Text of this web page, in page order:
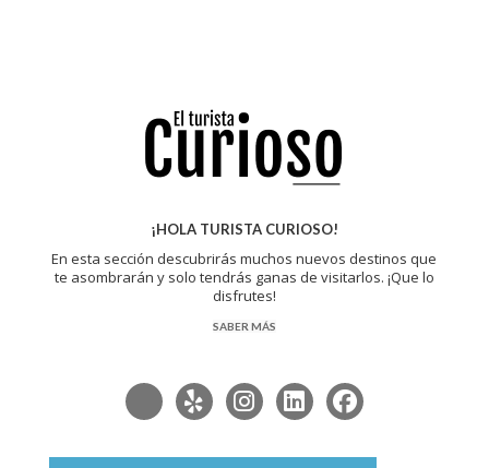
¡HOLA TURISTA CURIOSO!
En esta sección descubrirás muchos nuevos destinos que
te asombrarán y solo tendrás ganas de visitarlos. ¡Que lo
disfrutes!
SABER MÁS